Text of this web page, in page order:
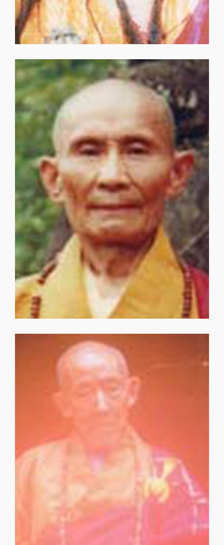
因海聖尊
卻吉降養清真尊者
卻吉降養清真尊者
普觀大和尚